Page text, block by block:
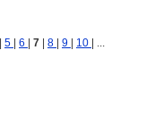
5 6 7 8 9 10 | ...